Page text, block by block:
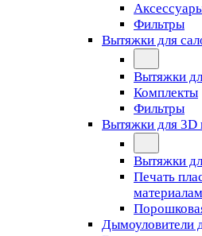
Фильтры
Вытяжки для
Вытяжки
Комплекты
Фильтры
Вытяжки для 3D
Вытяжки
Печать
Дымоуловители